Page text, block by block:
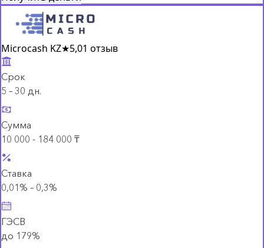
Microcash KZ★5,01 отзыв
Срок
5 – 30 дн.
Сумма
10 000 - 184 000 ₸
Ставка
0,01% – 0,3%
ГЭСВ
до 179%